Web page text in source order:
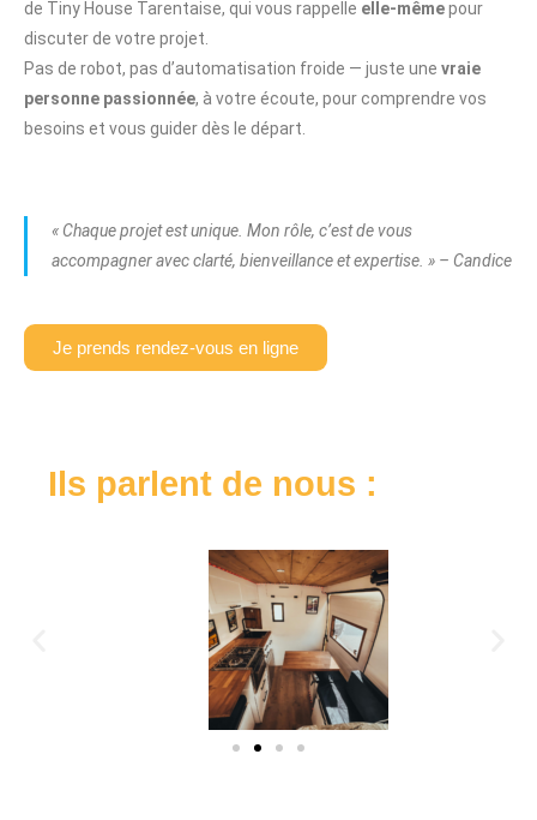
de Tiny House Tarentaise, qui vous rappelle elle-mêmepour
discuter de votre projet.
Pas de robot, pas d’automatisation froide — juste une vraie
personne passionnée, à votre écoute, pour comprendre vos
besoins et vous guider dès le départ.
« Chaque projet est unique. Mon rôle, c’est de vous
accompagner avec clarté, bienveillance et expertise. » – Candice
Je prends rendez-vous en ligne
Ils parlent de nous :